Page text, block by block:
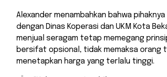
Alexander menambahkan bahwa
dengan Dinas Koperasi dan UKM Kota
menjual seragam tetap memegang
bersifat opsional, tidak memaksa orang
menetapkan harga yang terlalu tinggi.